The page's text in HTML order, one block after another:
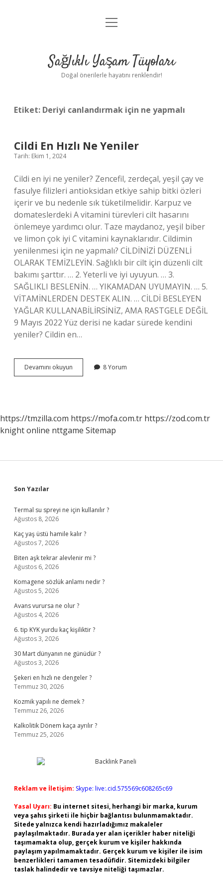
Anasayfa
Yasal Uyarı
menüyü
Sağlıklı Yaşam Tüyoları
Doğal önerilerle hayatını renklendir!
Etiket: Deriyi canlandırmak için ne yapmalı
Cildi En Hızlı Ne Yeniler
Tarih: Ekim 1, 2024
Cildi en iyi ne yeniler? Zencefil, zerdeçal, yeşil çay ve
fasulye filizleri antioksidan etkiye sahip bitki özleri
içerir ve bu nedenle sık tüketilmelidir. Karpuz ve
domateslerdeki A vitamini türevleri cilt hasarını
önlemeye yardımcı olur. Taze maydanoz, yeşil biber
ve limon çok iyi C vitamini kaynaklarıdır. Cildimin
yenilenmesi için ne yapmalı? CİLDİNİZİ DÜZENLİ
OLARAK TEMİZLEYİN. Sağlıklı bir cilt için düzenli cilt
bakımı şarttır. … 2. Yeterli ve iyi uyuyun. … 3.
SAĞLIKLI BESLENİN. … YIKAMADAN UYUMAYIN. … 5.
VİTAMİNLERDEN DESTEK ALIN. … CİLDİ BESLEYEN
YAĞLAR KULLANABİLİRSİNİZ, AMA RASTGELE DEĞİL
9 Mayıs 2022 Yüz derisi ne kadar sürede kendini
yeniler? Cildin en…
Devamını okuyun
En
8 Yorum
https://tmzilla.com https://mofa.com.tr https://zod.com.tr
knight online nttgame Sitemap
Sidebar
Son Yazılar
Termal su spreyi ne için kullanılır ?
Ağustos 8, 2026
Kaç yaş üstü hamile kalır ?
Ağustos 7, 2026
Biten aşk tekrar alevlenir mi ?
Ağustos 6, 2026
Komagene sözlük anlamı nedir ?
Ağustos 5, 2026
Avans vurursa ne olur ?
Ağustos 4, 2026
6. tip KYK yurdu kaç kişiliktir ?
Ağustos 3, 2026
30 Mart dünyanın ne günüdür ?
Ağustos 3, 2026
Şekeri en hızlı ne dengeler ?
Temmuz 30, 2026
Kozmik yapılı ne demek ?
Temmuz 26, 2026
Kalkolitik Dönem kaça ayrılır ?
Temmuz 25, 2026
Reklam ve İletişim: Skype: live:.cid.575569c608265c69
Yasal Uyarı: Bu internet sitesi, herhangi bir marka, kurum
veya şahıs şirketi ile hiçbir bağlantısı bulunmamaktadır.
Sitede yalnızca kendi hazırladığımız makaleler
paylaşılmaktadır. Burada yer alan içerikler haber niteliği
taşımamakta olup, gerçek kurum ve kişiler hakkında
paylaşım yapılmamaktadır. Gerçek kurum ve kişiler ile isim
benzerlikleri tamamen tesadüfidir. Sitemizdeki bilgiler
taslak halindedir ve tavsiye niteliği taşımazlar.